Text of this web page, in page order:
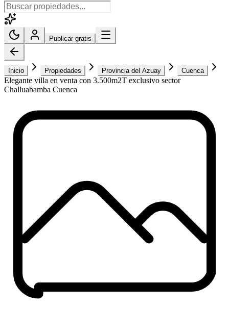
Publicar gratis
Inicio Propiedades Provincia del Azuay Cuenca
Elegante villa en venta con 3.500m2T exclusivo sector
Challuabamba Cuenca